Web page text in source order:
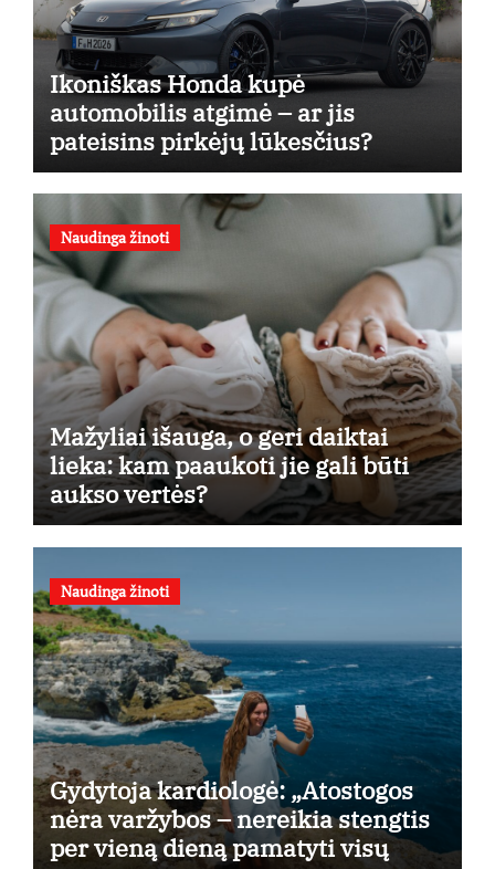
Ikoniškas Honda kupė
automobilis atgimė – ar jis
pateisins pirkėjų lūkesčius?
Naudinga žinoti
Mažyliai išauga, o geri daiktai
lieka: kam paaukoti jie gali būti
aukso vertės?
Naudinga žinoti
Gydytoja kardiologė: „Atostogos
nėra varžybos – nereikia stengtis
per vieną dieną pamatyti visų